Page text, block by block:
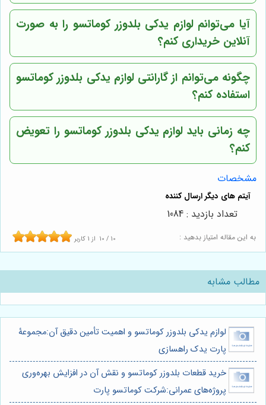
آیا می‌توانم لوازم یدکی بلدوزر کوماتسو را به صورت
آنلاین خریداری کنم؟
چگونه می‌توانم از گارانتی لوازم یدکی بلدوزر کوماتسو
استفاده کنم؟
چه زمانی باید لوازم یدکی بلدوزر کوماتسو را تعویض
کنم؟
مشخصات
به این مقاله امتیاز بدهید : 10 / 10 از 1 کاربر
تعداد بازدید : 1084
مطالب مشابه
لوازم یدکی بلدوزر کوماتسو و اهمیت تأمین دقیق آن:مجموعۀ
پارت یدک راهسازی
خرید قطعات بلدوزر کوماتسو و نقش آن در افزایش بهره‌وری
پروژه‌های عمرانی:شرکت کوماتسو پارت